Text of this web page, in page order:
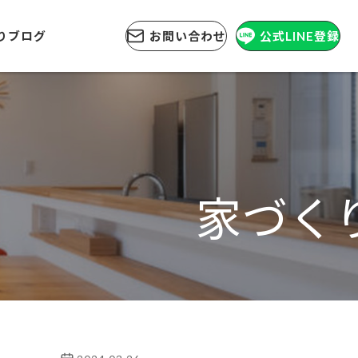
ブログ お問い合わせ 公式LINE登録
家づく